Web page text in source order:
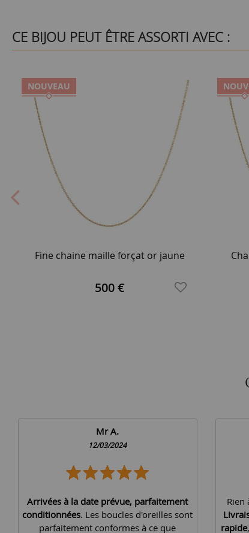
CE BIJOU PEUT ÊTRE ASSORTI AVEC :
NOUVEAU
Fine chaine maille forçat or jaune
500 €
Mr A.
12/03/2024
Arrivées à la date prévue, parfaitement
conditionnées. Les boucles d'oreilles sont
parfaitement conformes à ce que
Rien
rapide